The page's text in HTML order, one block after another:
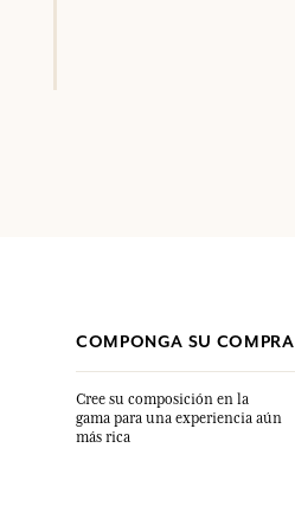
COMPONGA SU COMPRA
Cree su composición en la
gama para una experiencia aún
más rica